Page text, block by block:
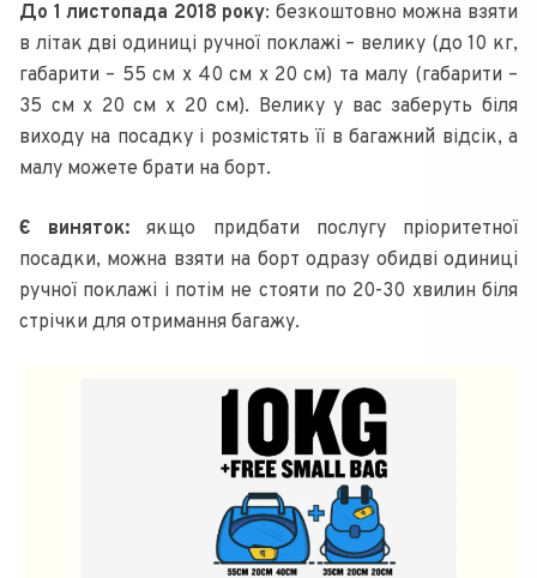
До 1 листопада 2018 року: безкоштовно можна взяти
в літак дві одиниці ручної поклажі – велику (до 10 кг,
габарити – 55 см х 40 см х 20 см) та малу (габарити –
35 см х 20 см х 20 см). Велику у вас заберуть біля
виходу на посадку і розмістять її в багажний відсік, а
малу можете брати на борт.
Є виняток: якщо придбати послугу пріоритетної
посадки, можна взяти на борт одразу обидві одиниці
ручної поклажі і потім не стояти по 20-30 хвилин біля
стрічки для отримання багажу.